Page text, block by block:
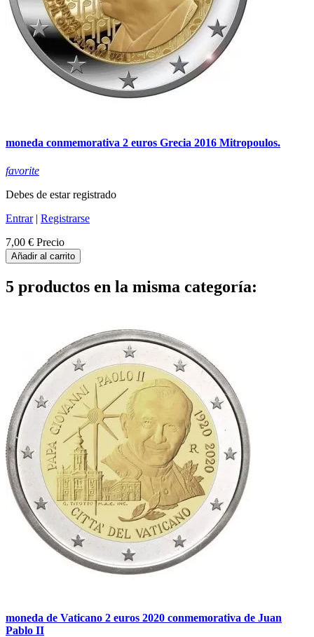
moneda conmemorativa 2 euros Grecia 2016 Mitropoulos.
favorite
Debes de estar registrado
Entrar| Registrarse
7,00 € Precio
Añadir al carrito
5 productos en la misma categoría:
moneda de Vaticano 2 euros 2020 conmemorativa de Juan
Pablo II